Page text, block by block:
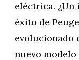
eléctrica. ¿Un
éxito de
evolucionado
nuevo